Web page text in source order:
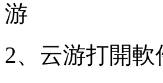
游
2、云游打開軟